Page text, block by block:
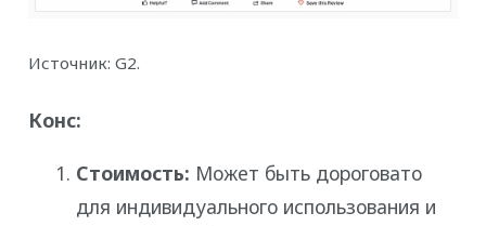
Источник: G2.
Конс:
Стоимость: Может быть дороговато
для индивидуального использования и